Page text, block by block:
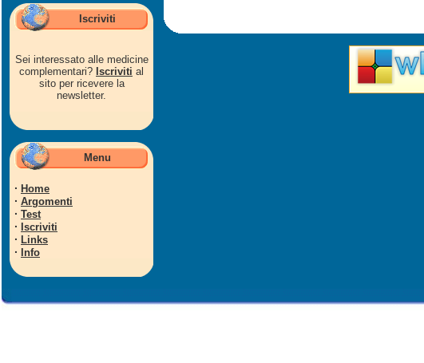
Iscriviti
Sei interessato alle medicine
complementari? Iscriviti al
sito per ricevere la
newsletter.
Menu
· Home
· Argomenti
· Test
· Iscriviti
· Links
· Info